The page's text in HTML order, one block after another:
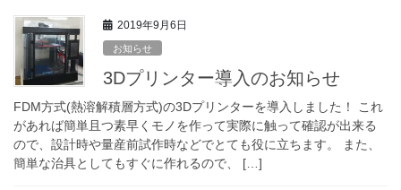
2019年9月6日
お知らせ
3Dプリンター導入のお知らせ
FDM方式(熱溶解積層方式)の3Dプリンターを導入しました！ これ
があれば簡単且つ素早くモノを作って実際に触って確認が出来る
ので、設計時や量産前試作時などでとても役に立ちます。 また、
簡単な治具としてもすぐに作れるので、 […]